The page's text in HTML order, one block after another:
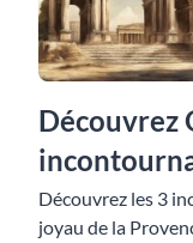
Découvrez
Découvrez les 3
joyau de la